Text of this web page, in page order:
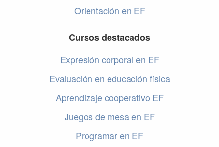
Orientación en EF
Cursos destacados
Expresión corporal en EF
Evaluación en educación física
Aprendizaje cooperativo EF
Juegos de mesa en EF
Programar en EF